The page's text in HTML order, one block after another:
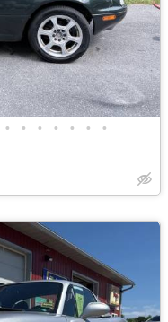
• • • • • • •